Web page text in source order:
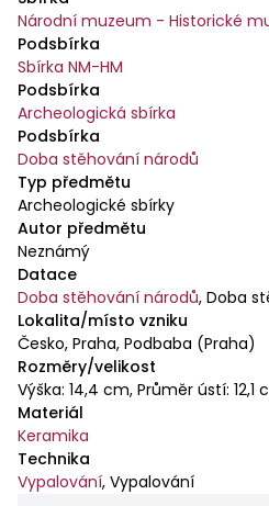
Národní muzeum - Historické
Podsbírka
Sbírka NM-HM
Podsbírka
Archeologická sbírka
Podsbírka
Doba stěhování národů
Typ předmětu
Archeologické sbírky
Autor předmětu
Neznámý
Datace
Doba stěhování národů, Doba
Lokalita/místo vzniku
Česko, Praha, Podbaba (Praha)
Rozměry/velikost
Výška: 14,4 cm, Průměr ústí:
Materiál
Keramika
Technika
Vypalování, Vypalování